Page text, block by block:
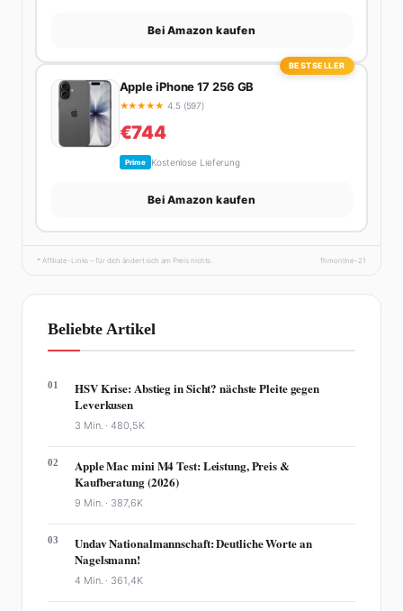
Bei Amazon kaufen
BESTSELLER
Apple iPhone 17 256 GB
★★★★★ 4.5 (597)
€744
Prime Kostenlose Lieferung
Bei Amazon kaufen
* Affiliate-Links – für dich ändert sich am Preis nichts. fhmonline-21
Beliebte Artikel
01
HSV Krise: Abstieg in Sicht? nächste Pleite gegen
Leverkusen
3 Min. ·480,5K
02
Apple Mac mini M4 Test: Leistung, Preis &
Kaufberatung (2026)
9 Min. · 387,6K
03
Undav Nationalmannschaft: Deutliche Worte an
Nagelsmann!
4 Min. · 361,4K